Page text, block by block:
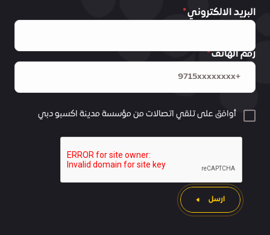
البريد الالكتروني
رقم الهاتف
أوافق على تلقي اتصالات من مؤسسة مدينة اكسبو دبي
ارسل